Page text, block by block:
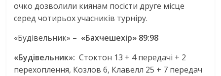
очко дозволили киянам посісти друге місце
серед чотирьох учасників турніру.
«Будівельник» – «Бахчешехір» 89:98
«Будівельник»: Стоктон 13 + 4 передачі + 2
перехоплення, Козлов 6, Клавелл 25 + 7 передач